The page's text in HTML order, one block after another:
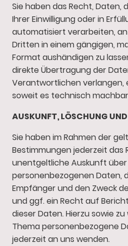
Sie haben das Recht, Daten,
Ihrer Einwilligung oder in
automatisiert verarbeiten,
Dritten in einem gängigen,
Format aushändigen zu
direkte Übertragung der
Verantwortlichen verlangen,
soweit es technisch
AUSKUNFT, LÖSCHUNG
Sie haben im Rahmen der
Bestimmungen jederzeit das
unentgeltliche Auskunft
personenbezogenen Daten,
Empfänger und den Zweck
und ggf. ein Recht auf
dieser Daten. Hierzu sowie
Thema personenbezogene
jederzeit an uns wenden.